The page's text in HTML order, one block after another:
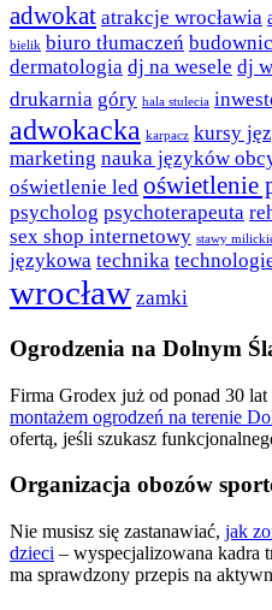
adwokat atrakcje wrocławia
bielik biuro tłumaczeń
dermatologia dj na wesele dj
drukarnia góry hala stulecia
adwokacka karpacz kursy
marketing nauka języków
oświetlenie led oświetlenie
psycholog psychoterapeuta
sex shop internetowy stawy
językowa technika
wrocław zamki
Ogrodzenia na Dolnym
Firma Grodex już od ponad 30 lat
montażem ogrodzeń na terenie
ofertą, jeśli szukasz
Organizacja obozów
Nie musisz się zastanawiać, jak
dzieci – wyspecjalizowana kadra
ma sprawdzony przepis na